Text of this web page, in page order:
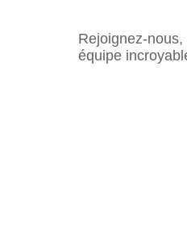
Rejoignez-
équipe